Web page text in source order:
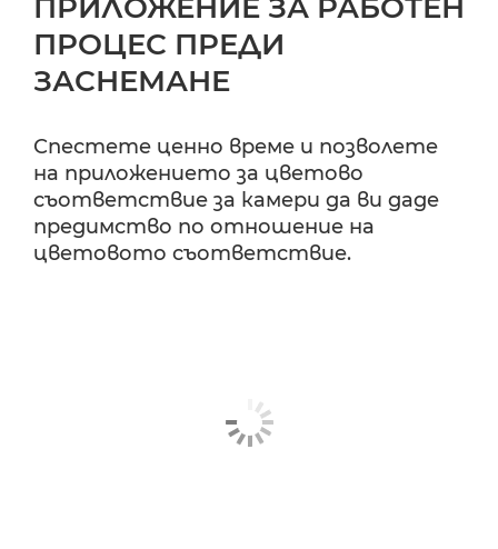
ПРИЛОЖЕНИЕ ЗА РАБОТЕН
ПРОЦЕС ПРЕДИ
ЗАСНЕМАНЕ
Спестете ценно време и позволете
на приложението за цветово
съответствие за камери да ви даде
предимство по отношение на
цветовото съответствие.